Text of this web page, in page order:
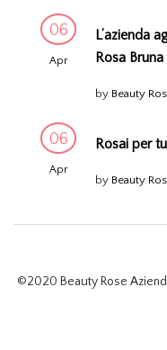
06
Apr
L’azienda
Rosa Bruna
by Beauty
06
Apr
Rosai per
by Beauty
©2020 Beauty Rose